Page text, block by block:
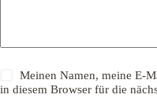
Meinen Namen, meine E-
in diesem Browser für die